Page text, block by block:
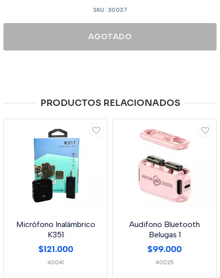
SKU: 30037
AGOTADO
PRODUCTOS RELACIONADOS
Micrófono Inalámbrico
K351
$121.000
40041
Audifono Bluetooth
Belugas 1
$99.000
40025